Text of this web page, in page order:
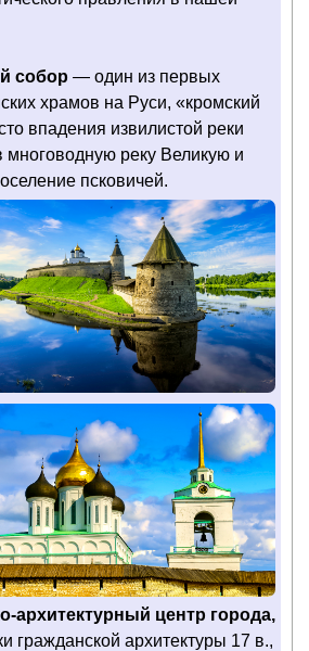
собор — один из первых
храмов на Руси, «кромский
впадения извилистой реки
многоводную реку Великую и
псковичей.
архитектурный центр города,
гражданской архитектуры 17 в.,